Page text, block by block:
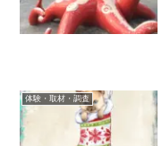
体験・取材・調査